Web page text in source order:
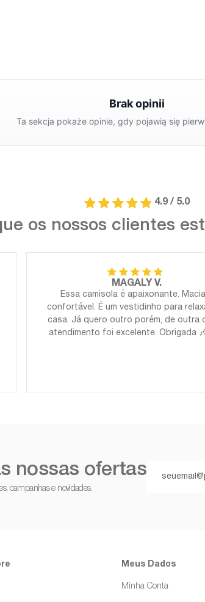
4.9 / 5.0
os nossos clientes
MAGALY V.
Essa camisola é apaixonante.
confortável. É um vestidinho para
casa. Já quero outro porém, de outra
atendimento foi excelente. Obrigada
nossas ofertas
campanhas e novidades.
Meus Dados
Minha Conta